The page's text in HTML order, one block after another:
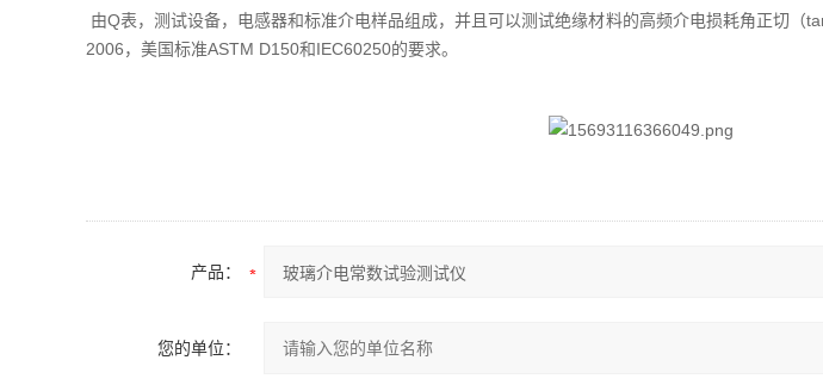
由Q表，测试设备，电感器和标准介电样品组成，并且可以测试绝缘材料的高频介电损耗角正切（
2006，美国标准ASTM D150和IEC60250的要求。
产品：
您的单位：